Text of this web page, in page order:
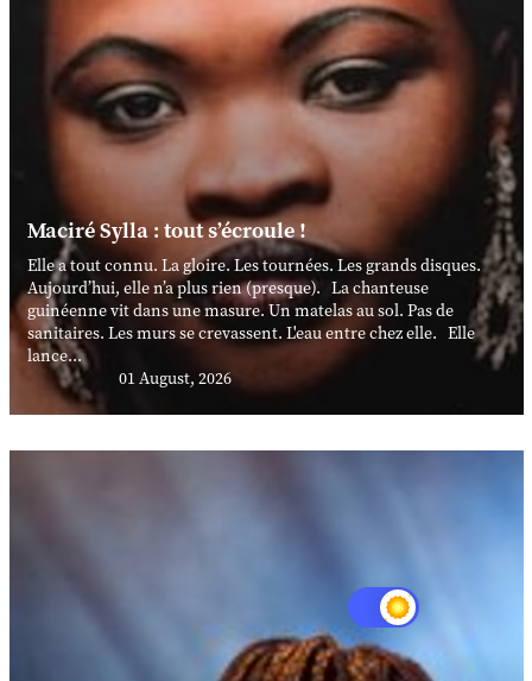
Maciré Sylla : tout s’écroule !
Elle a tout connu. La gloire. Les tournées. Les grands disques.
Aujourd’hui, elle n’a plus rien (presque). La chanteuse
guinéenne vit dans une masure. Un matelas au sol. Pas de
sanitaires. Les murs se crevassent. L'eau entre chez elle. Elle
lance...
01 August, 2026